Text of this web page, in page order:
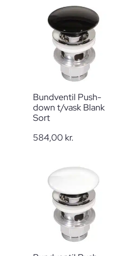
Bundventil Push-
down t/vask Blank
Sort
584,00 kr.